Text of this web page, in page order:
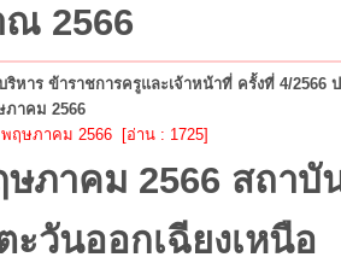
2566
ริหาร ข้าราชการครูและเจ้าหน้าที่ ครั้งที่ 4/2566
ภาคม 2566
พฤษภาคม 2566 [อ่าน : 1725]
ภาคม 2566 สถาบั
วันออกเฉียงเหนือ